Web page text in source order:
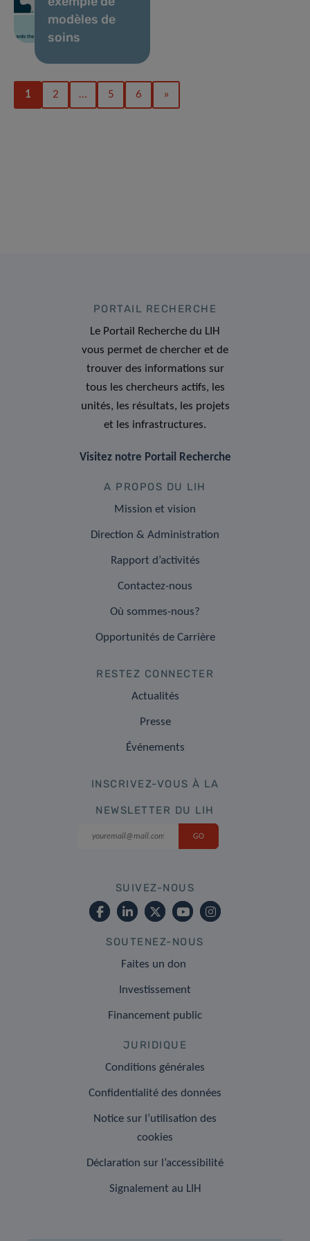
modèles de
soins
1 2 … 5 6 »
PORTAIL RECHERCHE
Le Portail Recherche du LIH
vous permet de chercher et de
trouver des informations sur
tous les chercheurs actifs, les
unités, les résultats, les projets
et les infrastructures.
Visitez notre Portail Recherche
A PROPOS DU LIH
Mission et vision
Direction & Administration
Rapport d’activités
Contactez-nous
Où sommes-nous?
Opportunités de Carrière
RESTEZ CONNECTER
Actualités
Presse
Événements
INSCRIVEZ-VOUS À LA
NEWSLETTER DU LIH
SUIVEZ-NOUS
SOUTENEZ-NOUS
Faites un don
Investissement
Financement public
JURIDIQUE
Conditions générales
Confidentialité des données
Notice sur l’utilisation des
cookies
Déclaration sur l’accessibilité
Signalement au LIH